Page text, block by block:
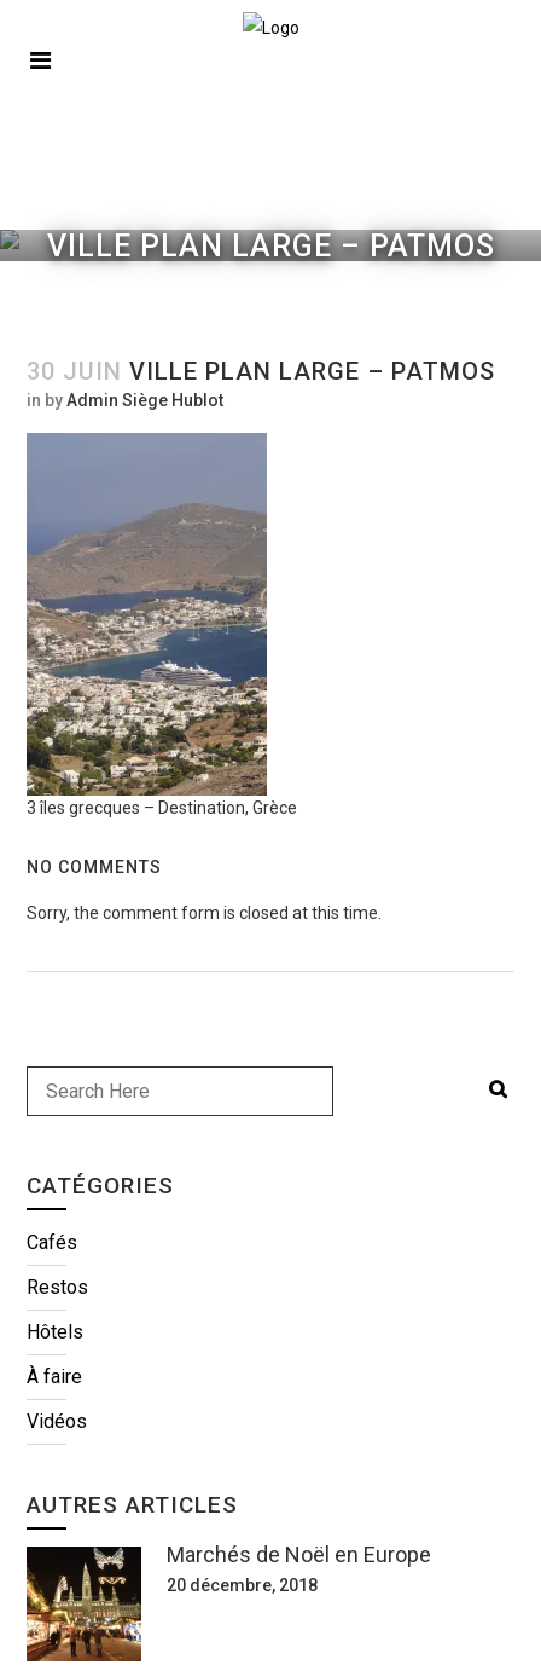
VILLE PLAN LARGE – PATMOS
30 JUIN VILLE PLAN LARGE – PATMOS
in byAdmin Siège Hublot
3 îles grecques – Destination, Grèce
NO COMMENTS
Sorry, the comment form is closed at this time.
CATÉGORIES
Cafés
Restos
Hôtels
À faire
Vidéos
AUTRES ARTICLES
Marchés de Noël en Europe
20 décembre, 2018